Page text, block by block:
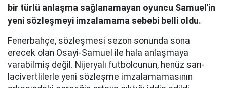
bir türlü anlaşma sağlanamayan oyuncu Samuel'in
yeni sözleşmeyi imzalamama sebebi belli oldu.
Fenerbahçe, sözleşmesi sezon sonunda sona
erecek olan Osayi-Samuel ile hala anlaşmaya
varabilmiş değil. Nijeryalı futbolcunun, henüz sarı-
lacivertlilerle yeni sözleşme imzalamamasının